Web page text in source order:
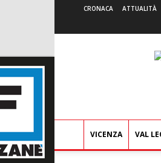
CRONACA ATTUALITÀ
VICENZA VAL